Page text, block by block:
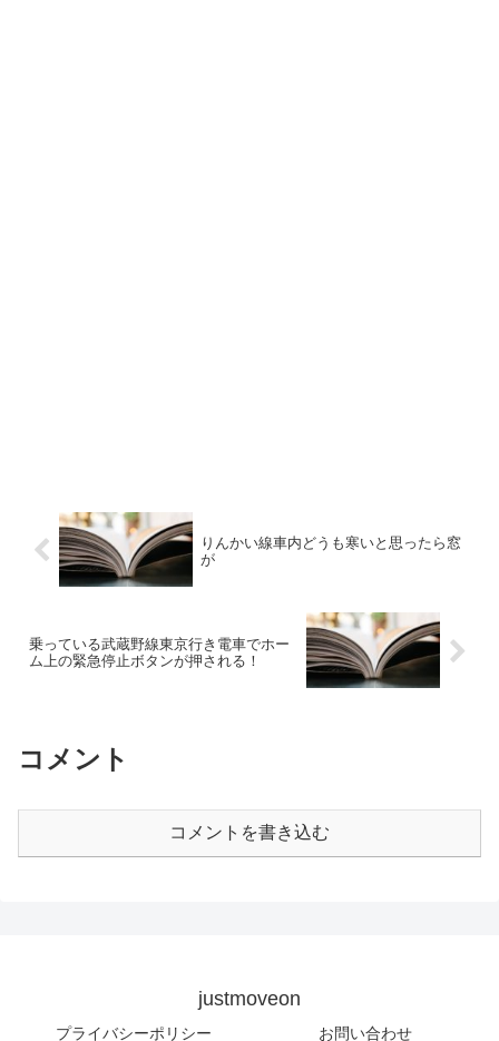
りんかい線車内どうも寒いと思ったら窓
が
乗っている武蔵野線東京行き電車でホー
ム上の緊急停止ボタンが押される！
コメント
コメントを書き込む
justmoveon
プライバシーポリシー お問い合わせ